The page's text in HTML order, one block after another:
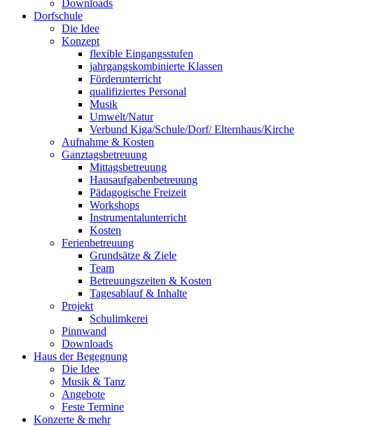
Downloads
Dorfschule
Die Idee
Konzept
flexible Eingangsstufen
jahrgangskombinierte Klassen
Förderunterricht
qualifiziertes Personal
Musik
Umwelt/Natur
Verbund Kiga/Schule/Dorf/ Elternhaus/Kirche
Aufnahme & Kosten
Ganztagsbetreuung
Mittagsbetreuung
Hausaufgabenbetreuung
Pädagogische Freizeit
Workshops
Instrumentalunterricht
Kosten
Ferienbetreuung
Grundsätze & Ziele
Team
Betreuungszeiten & Kosten
Tagesablauf & Inhalte
Projekt
Schulimkerei
Pinnwand
Downloads
Haus der Begegnung
Die Idee
Musik & Tanz
Angebote
Feste Termine
Konzerte & mehr